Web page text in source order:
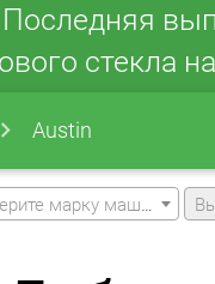
Последняя
стекла
Austin
Выберите марку машины